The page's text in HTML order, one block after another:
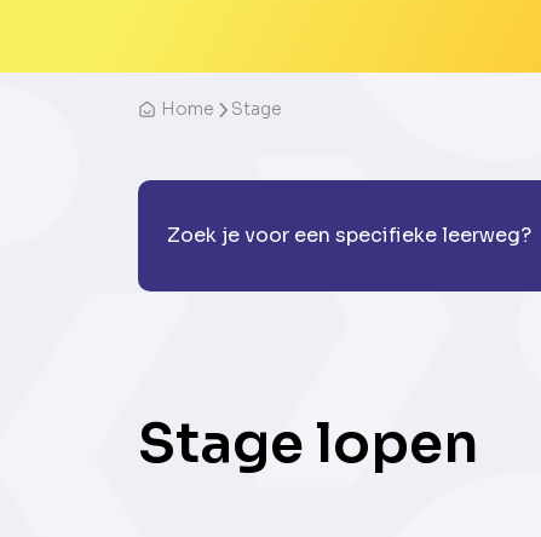
Home Stage
Zoek je voor een specifieke leerweg?
Stage lopen